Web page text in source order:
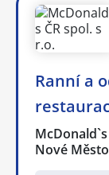
Ranní a
Nové